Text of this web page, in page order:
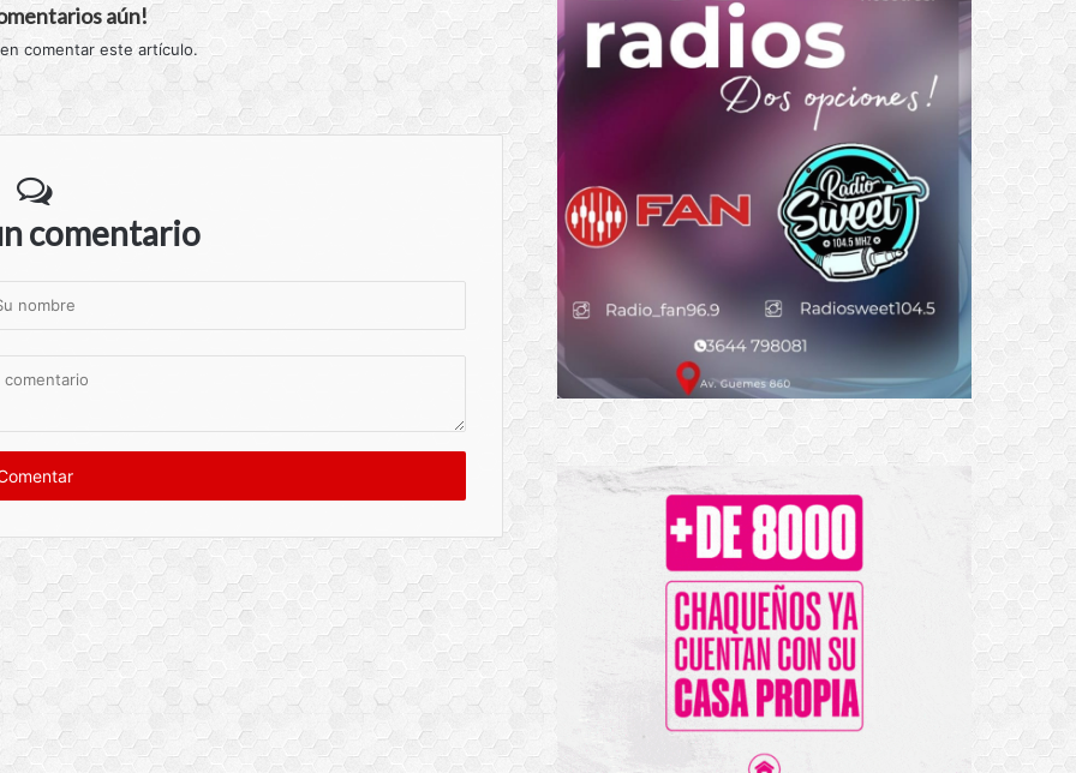
aún!
comentar este artículo.
comentario